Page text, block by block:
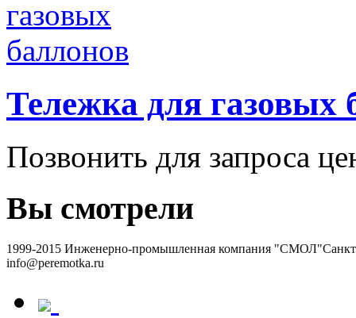
Тележка для газовых
Позвонить для запроса
Вы смотрели
1999-2015 Инженерно-промышленная компания "СМОЛ"
info@peremotka.ru